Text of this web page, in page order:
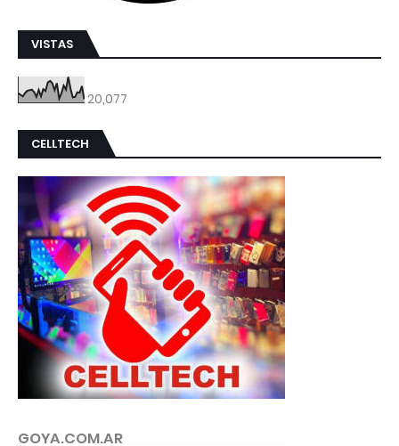
VISTAS
20,077
CELLTECH
GOYA.COM.AR